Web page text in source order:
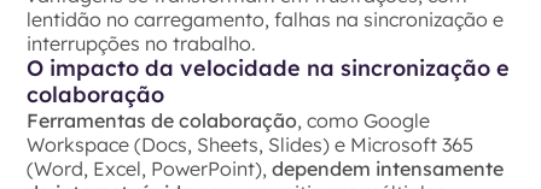
lentidão no carregamento, falhas na sincronização e
interrupções no trabalho.
O impacto da velocidade na sincronização e
colaboração
Ferramentas de colaboração, como Google
Workspace (Docs, Sheets, Slides) e Microsoft 365
(Word, Excel, PowerPoint),dependem intensamente